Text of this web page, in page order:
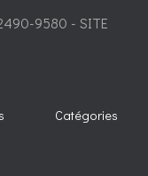
9580 - SITE
Catégories